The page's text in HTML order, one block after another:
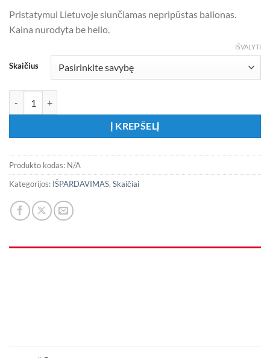
Pristatymui Lietuvoje siunčiamas nepripūstas balionas.
Kaina nurodyta be helio.
Skaičius
IŠVALYTI
Į KREPŠELĮ
Produkto kodas: N/A
Kategorijos: IŠPARDAVIMAS, Skaičiai